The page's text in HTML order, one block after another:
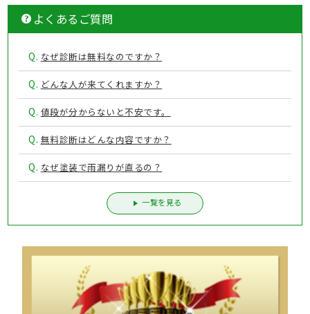
よくあるご質問
Q. なぜ診断は無料なのですか？
Q. どんな人が来てくれますか？
Q. 値段が分からないと不安です。
Q. 無料診断はどんな内容ですか？
Q. なぜ塗装で雨漏りが直るの？
一覧を見る